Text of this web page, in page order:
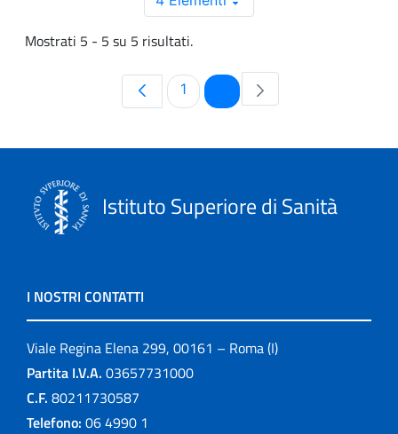
Mostrati 5 - 5 su 5 risultati.
Pagina
1 Pagina
Istituto Superiore di Sanità
I NOSTRI CONTATTI
Viale Regina Elena 299, 00161 – Roma (I)
Partita I.V.A. 03657731000
C.F. 80211730587
Telefono: 06 4990 1